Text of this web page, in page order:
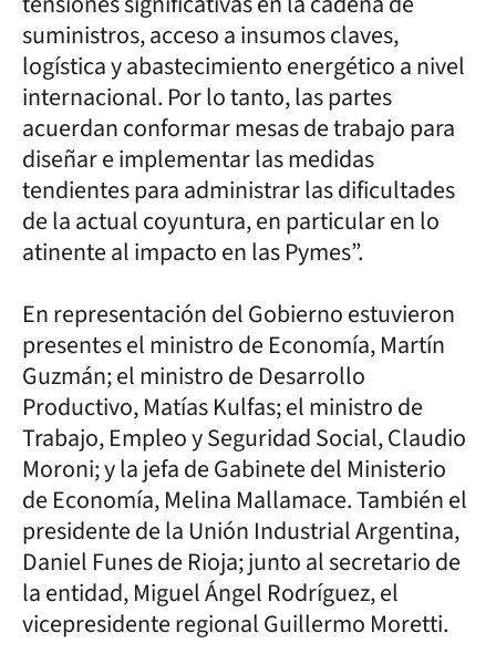
suministros, acceso a insumos claves,
logística y abastecimiento energético a nivel
internacional. Por lo tanto, las partes
acuerdan conformar mesas de trabajo para
diseñar e implementar las medidas
tendientes para administrar las dificultades
de la actual coyuntura, en particular en lo
atinente al impacto en las Pymes”.
En representación del Gobierno estuvieron
presentes el ministro de Economía, Martín
Guzmán; el ministro de Desarrollo
Productivo, Matías Kulfas; el ministro de
Trabajo, Empleo y Seguridad Social, Claudio
Moroni; y la jefa de Gabinete del Ministerio
de Economía, Melina Mallamace. También el
presidente de la Unión Industrial Argentina,
Daniel Funes de Rioja; junto al secretario de
la entidad, Miguel Ángel Rodríguez, el
vicepresidente regional Guillermo Moretti.